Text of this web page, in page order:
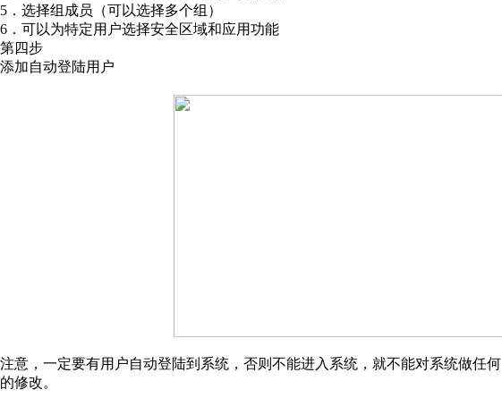
5．选择组成员（可以选择多个组）
6．可以为特定用户选择安全区域和应用功能
第四步
添加自动登陆用户
注意，一定要有用户自动登陆到系统，否则不能进入系统，就不能对系统做任何
的修改。